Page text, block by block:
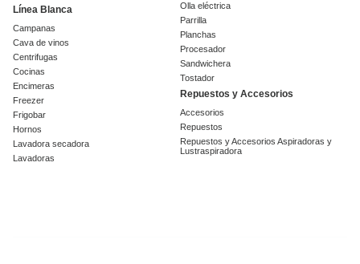
Línea Blanca
Campanas
Cava de vinos
Centrifugas
Cocinas
Encimeras
Freezer
Frigobar
Hornos
Lavadora secadora
Lavadoras
Olla eléctrica
Parrilla
Planchas
Procesador
Sandwichera
Tostador
Repuestos y Accesorios
Accesorios
Repuestos
Repuestos y Accesorios Aspiradoras y
Lustraspiradora